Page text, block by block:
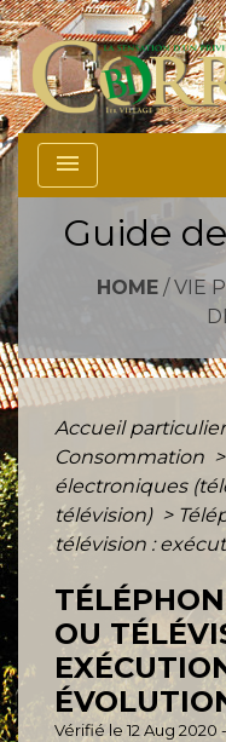
menu
Guide
HOME/ VIE
Accueil
Consommation >
électroniques
télévision) >
télévision :
OU
Vérifié le 12 Aug